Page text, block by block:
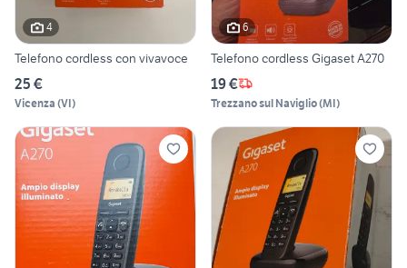
4
Telefono cordless con vivavoce
25 €
Vicenza (VI)
6
Telefono cordless Gigaset A270
19 €
Trezzano sul Naviglio(MI)